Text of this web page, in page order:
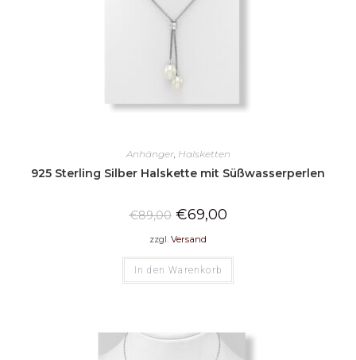
Anhänger, Halsketten
925 Sterling Silber Halskette mit Süßwasserperlen
€89,00 €69,00
zzgl. Versand
In den Warenkorb